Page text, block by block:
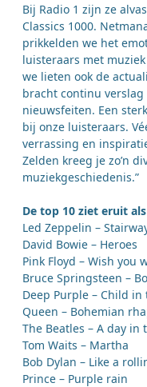
Bij Radio 1 zijn ze
Classics 1000.
prikkelden we het
luisteraars met
we lieten ook de
bracht continu
nieuwsfeiten. Een
bij onze luisteraars.
verrassing en
Zelden kreeg je zo’n
muziekgeschiedenis.”
De top 10 ziet eruit
Led Zeppelin –
David Bowie – Heroes
Pink Floyd – Wish you
Bruce Springsteen –
Deep Purple – Child in
Queen – Bohemian
The Beatles – A day in
Tom Waits – Martha
Bob Dylan – Like a
Prince – Purple rain